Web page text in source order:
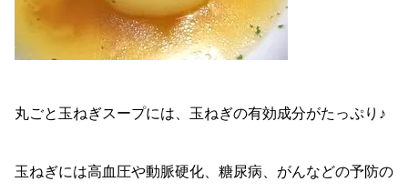
丸ごと玉ねぎスープには、玉ねぎの有効成分がたっぷり♪
玉ねぎには高血圧や動脈硬化、糖尿病、がんなどの予防の